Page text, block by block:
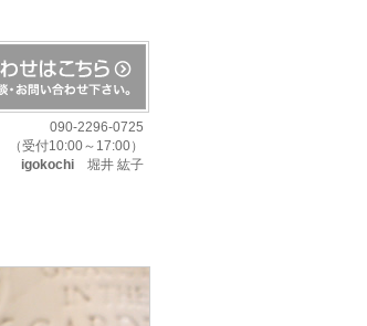
090-2296-0725
（受付10:00～17:00）
igokochi 堀井 紘子